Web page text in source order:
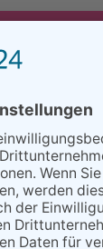
UNSER
PARTNER
BLOG
FAQ
KONTAKT